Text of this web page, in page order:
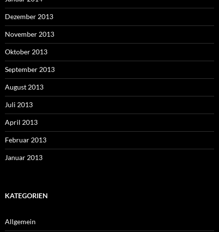
Dezember 2013
November 2013
Oktober 2013
September 2013
August 2013
Juli 2013
April 2013
Februar 2013
Januar 2013
KATEGORIEN
Allgemein